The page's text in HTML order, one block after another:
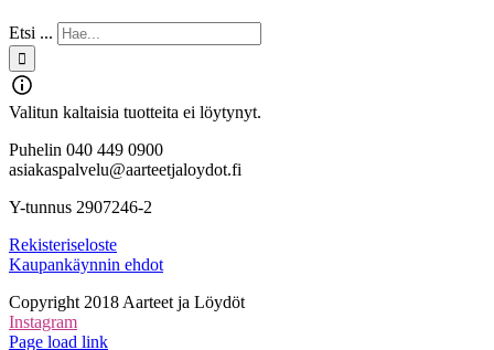
Etsi ...
Valitun kaltaisia tuotteita ei löytynyt.
Puhelin 040 449 0900
asiakaspalvelu@aarteetjaloydot.fi
Y-tunnus 2907246-2
Rekisteriseloste
Kaupankäynnin ehdot
Copyright 2018 Aarteet ja Löydöt
Instagram
Page load link